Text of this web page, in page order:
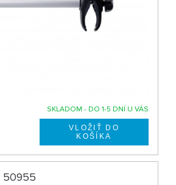
SKLADOM - DO 1-5 DNÍ U VÁS
50955